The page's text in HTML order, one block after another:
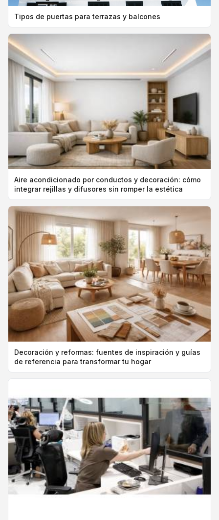
Tipos de puertas para terrazas y balcones
Aire acondicionado por conductos y decoración: cómo
integrar rejillas y difusores sin romper la estética
Decoración y reformas: fuentes de inspiración y guías
de referencia para transformar tu hogar